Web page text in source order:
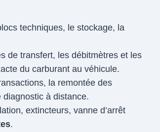
techniques, le stockage, la
de transfert, les débitmètres et les
du carburant au véhicule.
la remontée des
diagnostic à distance.
extincteurs, vanne d’arrêt
.